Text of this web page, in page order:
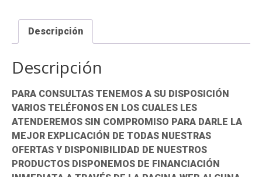
DE
TOYOTA
cantidad
Descripción
Descripción
PARA CONSULTAS TENEMOS A SU DISPOSICIÓN
VARIOS TELÉFONOS EN LOS CUALES LES
ATENDEREMOS SIN COMPROMISO PARA DARLE LA
MEJOR EXPLICACIÓN DE TODAS NUESTRAS
OFERTAS Y DISPONIBILIDAD DE NUESTROS
PRODUCTOS DISPONEMOS DE FINANCIACIÓN